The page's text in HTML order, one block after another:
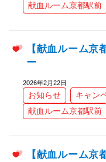
献血ルーム京都駅前
【献血ルーム
ー
2026年2月22日
お知らせ キャン
献血ルーム京都駅前
【献血ルーム京